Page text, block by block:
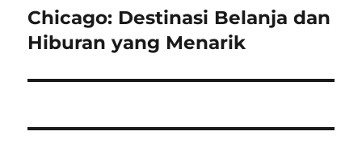
Next
post:
Chicago: Destinasi Belanja dan
Hiburan yang Menarik